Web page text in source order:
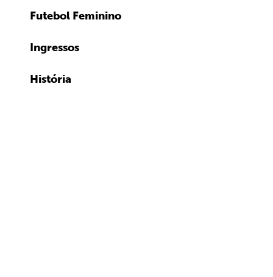
Futebol Feminino
Ingressos
História